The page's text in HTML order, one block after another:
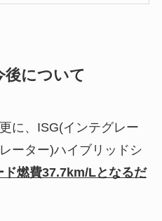
後について
に、ISG(インテグレー
ーター)ハイブリッドシ
ド燃費37.7km/Lとなるだ